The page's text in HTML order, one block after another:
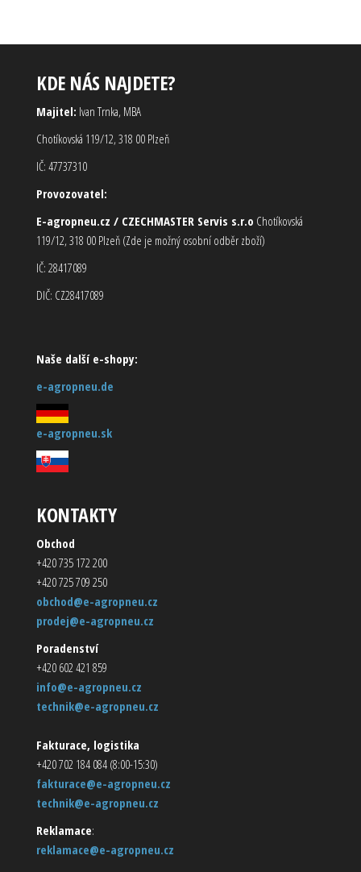
KDE NÁS NAJDETE?
Majitel: Ivan Trnka, MBA
Chotíkovská 119/12, 318 00 Plzeň
IČ: 47737310
Provozovatel:
E-agropneu.cz / CZECHMASTER Servis s.r.o Chotíkovská
119/12, 318 00 Plzeň (Zde je možný osobní odběr zboží)
IČ: 28417089
DIČ: CZ28417089
Naše další e-shopy:
e-agropneu.de
e-agropneu.sk
KONTAKTY
Obchod
+420 735 172 200
+420 725 709 250
obchod@e-agropneu.cz
prodej@e-agropneu.cz
Poradenství
+420 602 421 859
info@e-agropneu.cz
technik@e-agropneu.cz
Fakturace, logistika
+420 702 184 084 (8:00-15:30)
fakturace@e-agropneu.cz
technik@e-agropneu.cz
Reklamace:
reklamace@e-agropneu.cz